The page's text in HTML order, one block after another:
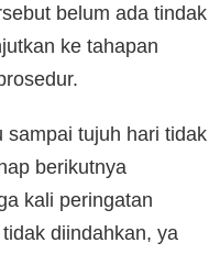
belum ada tindak
ke tahapan
sampai tujuh hari tidak
berikutnya
kali peringatan
diindahkan, ya